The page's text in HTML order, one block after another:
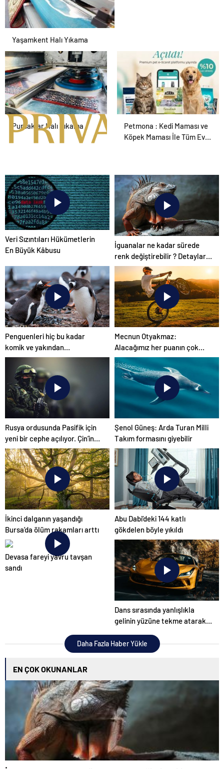
Yaşamkent Halı Yıkama
Pursaklar Halı Yıkama
Petmona : Kedi Maması ve
Köpek Maması İle Tüm Evcil
Alanya transfer
Veri Sızıntıları Hükümetlerin
En Büyük Kâbusu
İguanalar ne kadar sürede
renk değiştirebilir ? Detaylar
burada…
Penguenleri hiç bu kadar
komik ve yakından
görmemiştiniz
Mecnun Otyakmaz:
Alacağımız her puanın çok
önemi var
Rusya ordusunda Pasifik için
yeni bir cephe açılıyor. Çin’in
ilk tepkisi!
Şenol Güneş: Arda Turan Milli
Takım formasını giyebilir
İkinci dalganın yaşandığı
Bursa’da ölüm rakamları arttı
Abu Dabi’deki 144 katlı
gökdelen böyle yıkıldı
Devasa fareyi yavru tavşan
sandı
Dans sırasında yanlışlıkla
gelinin yüzüne tekme atarak
Daha Fazla Haber Yükle
EN ÇOK OKUNANLAR